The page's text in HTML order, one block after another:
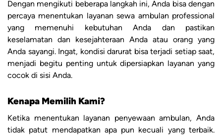
Dengan mengikuti beberapa langkah ini, Anda bisa dengan
percaya menentukan layanan sewa ambulan professional
yang memenuhi kebutuhan Anda dan pastikan
keselamatan dan kesejahteraan Anda atau orang yang
Anda sayangi. Ingat, kondisi darurat bisa terjadi setiap saat,
menjadi begitu penting untuk dipersiapkan layanan yang
cocok di sisi Anda.
Kenapa Memilih Kami?
Ketika menentukan layanan penyewaan ambulan, Anda
tidak patut mendapatkan apa pun kecuali yang terbaik.